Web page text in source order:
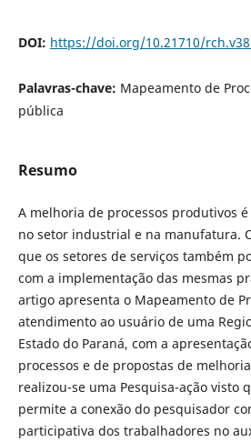
DOI: https://doi.org/10.21710/
Palavras-chave: Mapeamento de
pública
Resumo
A melhoria de processos produtivos
no setor industrial e na manufatura.
que os setores de serviços também
com a implementação das mesmas
artigo apresenta o Mapeamento de
atendimento ao usuário de uma
Estado do Paraná, com a
processos e de propostas de
realizou-se uma Pesquisa-ação visto
permite a conexão do pesquisador
participativa dos trabalhadores no